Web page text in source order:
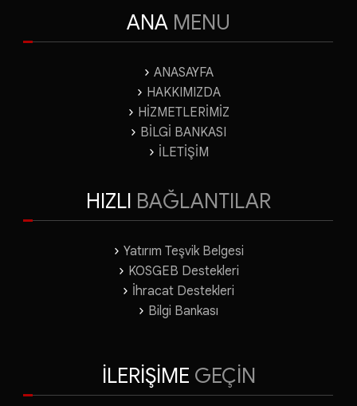
ANA MENU
ANASAYFA
HAKKIMIZDA
HİZMETLERİMİZ
BİLGİ BANKASI
İLETİŞİM
HIZLI BAĞLANTILAR
Yatırım Teşvik Belgesi
KOSGEB Destekleri
İhracat Destekleri
Bilgi Bankası
İLERİŞİME GEÇİN